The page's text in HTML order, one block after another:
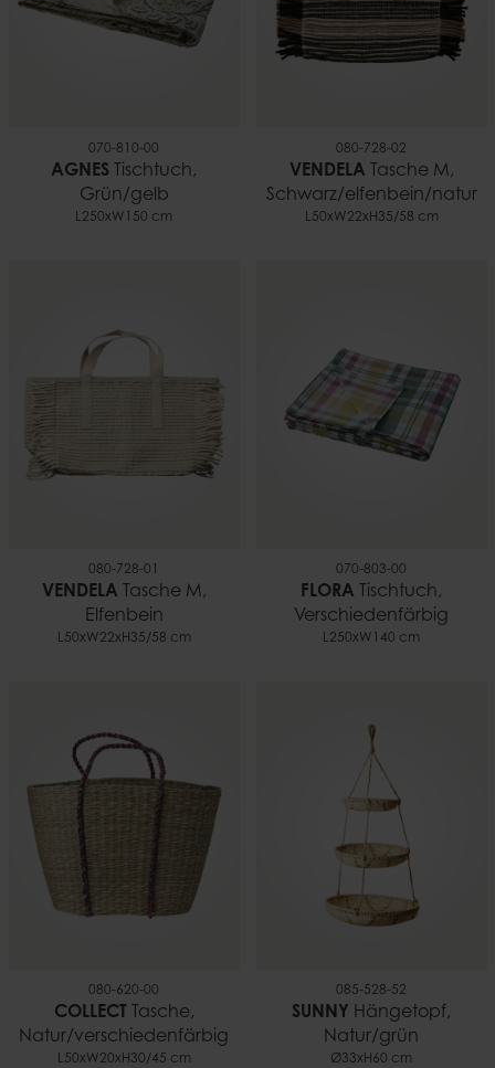
070-810-00
AGNES Tischtuch,
Grün/gelb
L250xW150 cm
080-728-02
VENDELA Tasche M,
Schwarz/elfenbein/natur
L50xW22xH35/58 cm
080-728-01
VENDELA Tasche M,
Elfenbein
L50xW22xH35/58 cm
070-803-00
FLORA Tischtuch,
Verschiedenfärbig
L250xW140 cm
080-620-00
COLLECT Tasche,
Natur/verschiedenfärbig
L50xW20xH30/45 cm
085-528-52
SUNNY Hängetopf,
Natur/grün
Ø33xH60 cm